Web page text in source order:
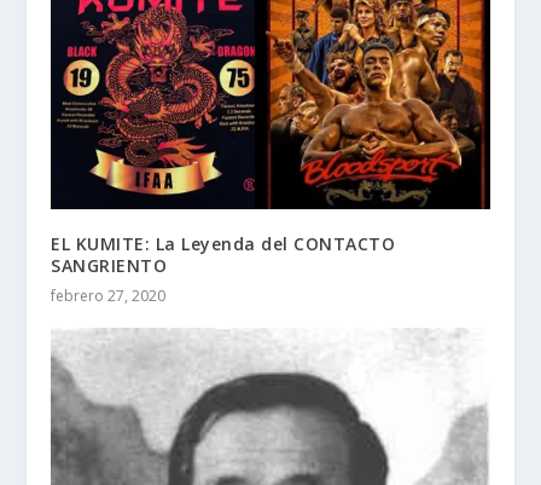
EL KUMITE: La Leyenda del CONTACTO
SANGRIENTO
febrero 27, 2020